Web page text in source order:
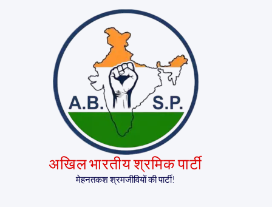
अखिल भारतीय श्रमिक पार्टी
मेहनतकश श्रमजीवियों की पार्टी!